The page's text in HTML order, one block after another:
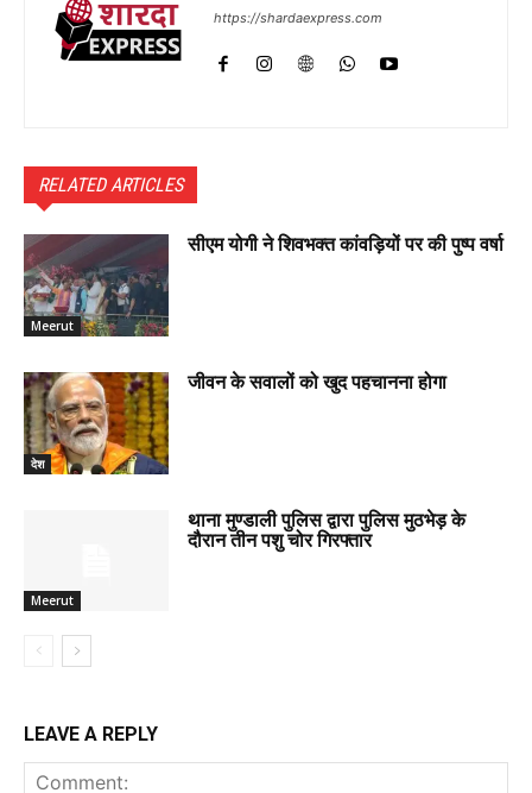
https://shardaexpress.com
RELATED ARTICLES
Meerut
सीएम योगी ने शिवभक्त कांवड़ियों पर की पुष्प वर्षा
देश
जीवन के सवालों को खुद पहचानना होगा
Meerut
थाना मुण्डाली पुलिस द्वारा पुलिस मुठभेड़ के
दौरान तीन पशु चोर गिरफ्तार
LEAVE A REPLY